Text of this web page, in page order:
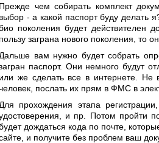
Прежде чем собирать комплект
выбор - а какой паспорт буду делать
поколения будет действителен
пользу заграна нового поколения, то
Дальше вам нужно будет собрать
паспорт. Они немного будут
или же сделать все в интернете. Не
послать их прям в ФМС в
Для прохождения этапа
и пр. Потом пройти
дождаться кода по почте,
и получите без проблем ваш